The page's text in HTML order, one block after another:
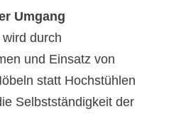
Umgang
durch
und Einsatz von
statt Hochstühlen
Selbstständigkeit der